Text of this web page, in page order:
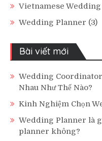
Vietnamese
Wedding Planner (3)
Bài viết mới
Wedding
Nhau Như Thế Nào?
Kinh Nghiệm Chọn
Wedding Planner là
planner không?